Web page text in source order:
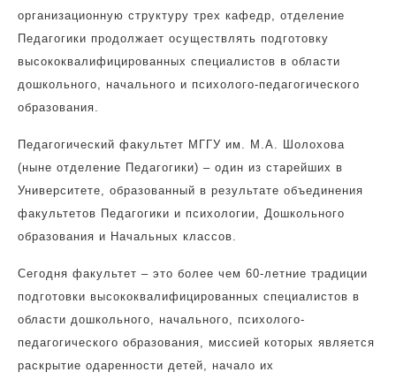
организационную структуру трех кафедр, отделение
Педагогики продолжает осуществлять подготовку
высококвалифицированных специалистов в области
дошкольного, начального и психолого-педагогического
образования.
Педагогический факультет МГГУ им. М.А. Шолохова
(ныне отделение Педагогики) – один из старейших в
Университете, образованный в результате объединения
факультетов Педагогики и психологии, Дошкольного
образования и Начальных классов.
Сегодня факультет – это более чем 60-летние традиции
подготовки высококвалифицированных специалистов в
области дошкольного, начального, психолого-
педагогического образования, миссией которых является
раскрытие одаренности детей, начало их